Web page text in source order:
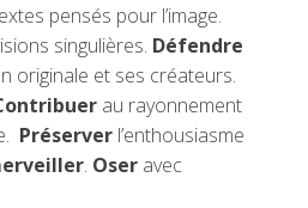
pensés pour l’image.
singulières. Défendre
originale et ses créateurs.
au rayonnement
Préserver l’enthousiasme
. Oser avec